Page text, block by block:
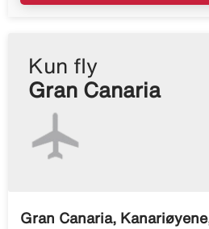
Kun fly
Gran Canaria
Gran Canaria, Kanariøyene,